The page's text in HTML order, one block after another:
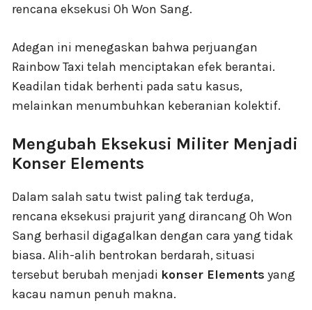
rencana eksekusi Oh Won Sang.
Adegan ini menegaskan bahwa perjuangan
Rainbow Taxi telah menciptakan efek berantai.
Keadilan tidak berhenti pada satu kasus,
melainkan menumbuhkan keberanian kolektif.
Mengubah Eksekusi Militer Menjadi
Konser Elements
Dalam salah satu twist paling tak terduga,
rencana eksekusi prajurit yang dirancang Oh Won
Sang berhasil digagalkan dengan cara yang tidak
biasa. Alih-alih bentrokan berdarah, situasi
tersebut berubah menjadi konser Elements yang
kacau namun penuh makna.